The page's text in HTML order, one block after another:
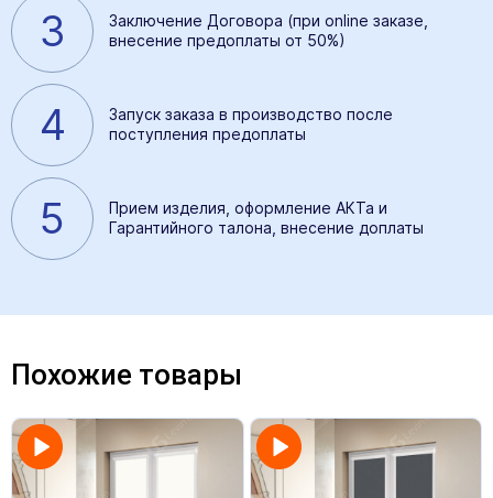
3
Заключение Договора (при online заказе,
внесение предоплаты от 50%)
4
Запуск заказа в производство после
поступления предоплаты
5
Прием изделия, оформление АКТа и
Гарантийного талона, внесение доплаты
Похожие товары